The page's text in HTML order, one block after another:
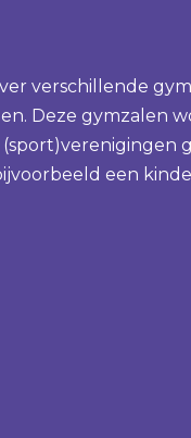
verschillende
Deze gymzalen
een